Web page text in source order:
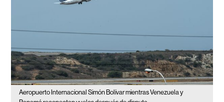
Aeropuerto Internacional Simón Bolívar mientras Venezuela y